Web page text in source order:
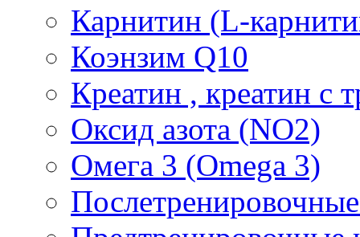
Карнитин (L-
Коэнзим Q10
Креатин , креатин с
Оксид азота (NO2)
Омега 3 (Omega 3)